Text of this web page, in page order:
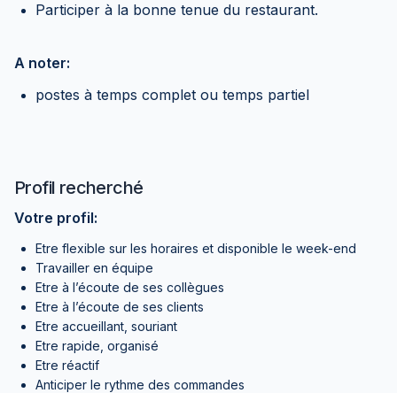
Participer à la bonne tenue du restaurant.
A noter:
postes à temps complet ou temps partiel
Profil recherché
Votre profil:
Etre flexible sur les horaires et disponible le week-end
Travailler en équipe
Etre à l’écoute de ses collègues
Etre à l’écoute de ses clients
Etre accueillant, souriant
Etre rapide, organisé
Etre réactif
Anticiper le rythme des commandes